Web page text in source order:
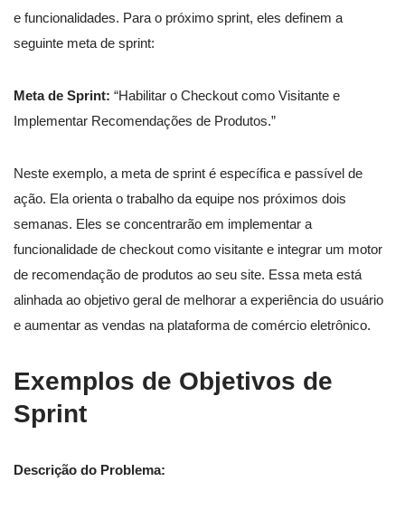
e funcionalidades. Para o próximo sprint, eles definem a
seguinte meta de sprint:
Meta de Sprint: “Habilitar o Checkout como Visitante e
Implementar Recomendações de Produtos.”
Neste exemplo, a meta de sprint é específica e passível de
ação. Ela orienta o trabalho da equipe nos próximos dois
semanas. Eles se concentrarão em implementar a
funcionalidade de checkout como visitante e integrar um motor
de recomendação de produtos ao seu site. Essa meta está
alinhada ao objetivo geral de melhorar a experiência do usuário
e aumentar as vendas na plataforma de comércio eletrônico.
Exemplos de Objetivos de
Sprint
Descrição do Problema: